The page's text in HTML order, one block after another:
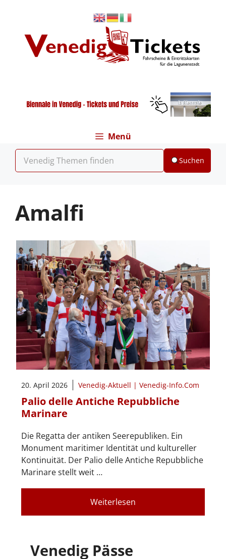
Menü
Suchen
Amalfi
20. April 2026 Venedig-Aktuell | Venedig-Info.Com
Palio delle Antiche Repubbliche
Marinare
Die Regatta der antiken Seerepubliken. Ein
Monument maritimer Identität und kultureller
Kontinuität. Der Palio delle Antiche Repubbliche
Marinare stellt weit …
Weiterlesen
Venedig Pässe